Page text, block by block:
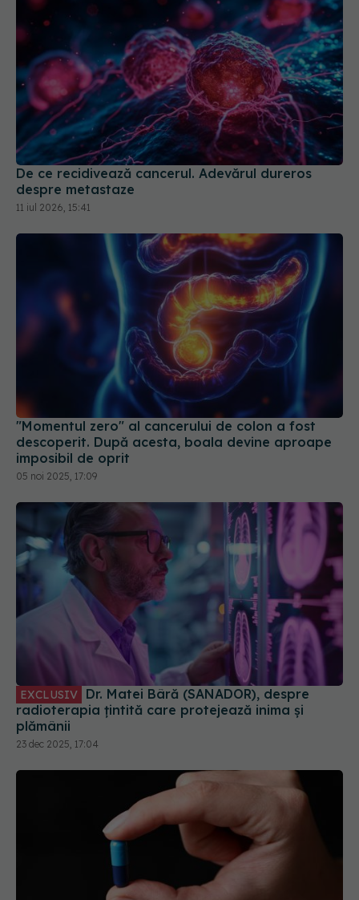
De ce recidivează cancerul. Adevărul dureros
despre metastaze
11 iul 2026, 15:41
"Momentul zero" al cancerului de colon a fost
descoperit. După acesta, boala devine aproape
imposibil de oprit
05 noi 2025, 17:09
EXCLUSIV
radioterapia țintită care protejează inima și
plămânii
23 dec 2025, 17:04